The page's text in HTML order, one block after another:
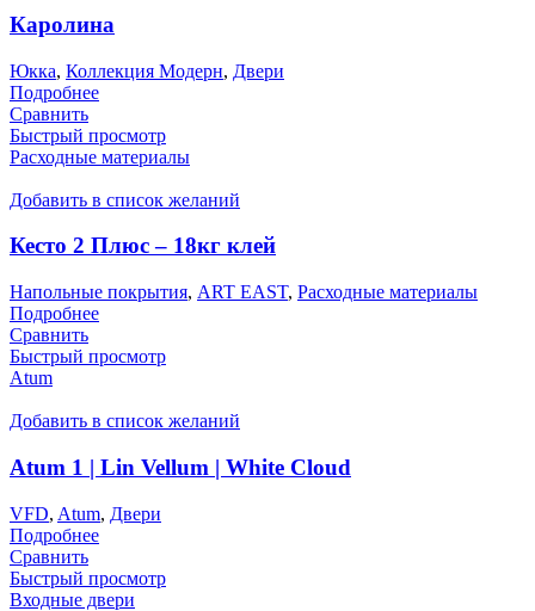
Каролина
Юкка, Коллекция Модерн, Двери
Подробнее
Сравнить
Быстрый просмотр
Расходные материалы
Добавить в список желаний
Кесто 2 Плюс – 18кг клей
Напольные покрытия, ART EAST, Расходные материалы
Подробнее
Сравнить
Быстрый просмотр
Atum
Добавить в список желаний
Atum 1 | Lin Vellum | White Cloud
VFD, Atum, Двери
Подробнее
Сравнить
Быстрый просмотр
Входные двери